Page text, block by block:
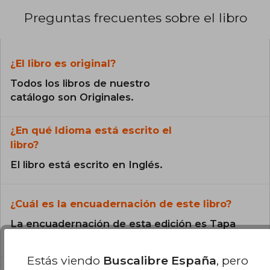
Preguntas frecuentes sobre el libro
¿El libro es original?
Todos los libros de nuestro
catálogo son Originales.
¿En qué Idioma está escrito el
libro?
El libro está escrito en Inglés.
¿Cuál es la encuadernación de este libro?
La encuadernación de esta edición es Tapa
Estás viendo Buscalibre España, pero